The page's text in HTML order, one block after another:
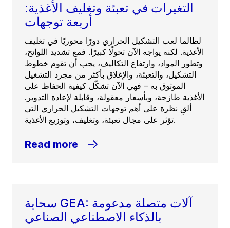
التغيرات في تعبئة وتغليف الأغذية:
أربعة توجهات
لطالما لعب التشكيل الحراري دورًا محوريًا في تغليف
الأغذية. لكنه يواجه الآن تحولًا كبيرًا. فمع تشديد اللوائح،
وتطور المواد، وارتفاع التكاليف، يجب أن تقوم خطوط
التشكيل، والتعبئة، والإغلاق بأكثر من مجرد التشغيل
الموثوق به – فهي الآن تشكّل كيفية الحفاظ على
الأغذية طازجة، وبأسعار معقولة، وقابلة لإعادة التدوير.
ألقِ نظرة على أهم توجهات التشكيل الحراري التي
تؤثر على مجال تعبئة، وتغليف، وتوزيع الأغذية.
Read more
سحابة GEA: آلات متصلة مدعومة
بالذكاء الاصطناعي الصناعي